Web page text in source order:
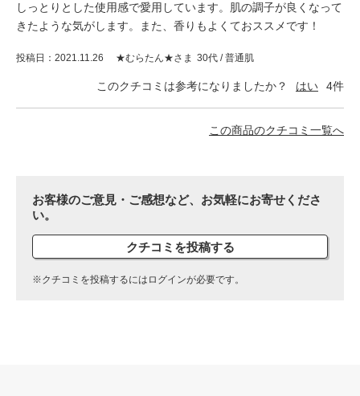
しっとりとした使用感で愛用しています。肌の調子が良くなって
きたような気がします。また、香りもよくておススメです！
投稿日 2021.11.26 ★むらたん★さま 30代 / 普通肌
このクチコミは参考になりましたか？ はい 4件
この商品のクチコミ一覧へ
お客様のご意見・ご感想など、お気軽にお寄せくださ
い。
クチコミを投稿する
※クチコミを投稿するにはログインが必要です。